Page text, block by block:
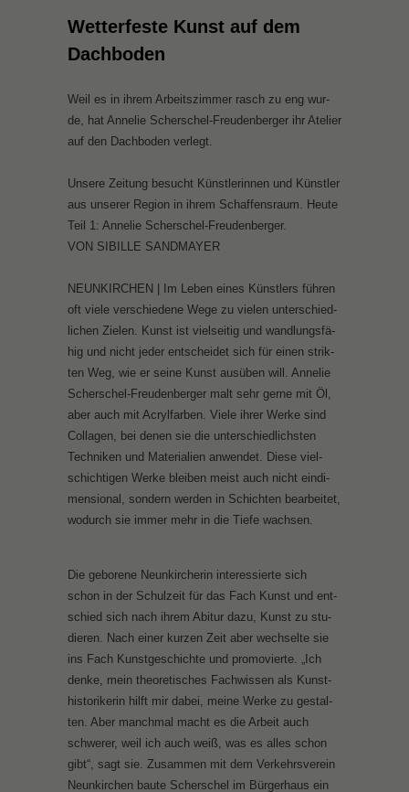
Wet­ter­fes­te Kunst auf dem
Dach­bo­den
Weil es in ih­rem Ar­beits­zim­mer rasch zu eng wur­
de, hat An­ne­lie Scher­schel-Freu­den­ber­ger ihr Ate­lier
auf den Dach­bo­den ver­legt.
Un­se­re Zei­tung be­sucht Künst­le­rin­nen und Künst­ler
aus un­se­rer Re­gi­on in ih­rem Schaf­fens­raum. Heu­te
Teil 1: An­ne­lie Scher­schel-Freu­den­ber­ger.
VON SI­BIL­LE SAND­MAY­ER
NEUN­KIR­CHEN | Im Le­ben ei­nes Künst­lers füh­ren
oft vie­le ver­schie­de­ne We­ge zu vie­len un­ter­schied­
li­chen Zie­len. Kunst ist viel­sei­tig und wand­lungs­fä­
hig und nicht je­der ent­schei­det sich für ei­nen strik­
ten Weg, wie er sei­ne Kunst aus­üben will. An­ne­lie
Scher­schel-Freu­den­ber­ger malt sehr ger­ne mit Öl,
aber auch mit Acryl­far­ben. Vie­le ih­rer Wer­ke sind
Col­la­gen, bei de­nen sie die un­ter­schied­lichs­ten
Tech­ni­ken und Ma­te­ria­li­en an­wen­det. Die­se viel­
schich­ti­gen Wer­ke blei­ben meist auch nicht ein­di­
men­sio­nal, son­dern wer­den in Schich­ten be­ar­bei­tet,
wo­durch sie im­mer mehr in die Tie­fe wach­sen.
Die ge­bo­re­ne Neun­kir­che­rin in­ter­es­sier­te sich
schon in der Schul­zeit für das Fach Kunst und ent­
schied sich nach ih­rem Ab­itur da­zu, Kunst zu stu­
die­ren. Nach ei­ner kur­zen Zeit aber wech­sel­te sie
ins Fach Kunst­ge­schich­te und pro­mo­vier­te. „Ich
den­ke, mein theo­re­ti­sches Fach­wis­sen als Kunst­
his­to­ri­ke­rin hilft mir da­bei, mei­ne Wer­ke zu ge­stal­
ten. Aber manch­mal macht es die Ar­beit auch
schwe­rer, weil ich auch weiß, was es al­les schon
gibt“, sagt sie. Zu­sam­men mit dem Ver­kehrs­ver­ein
Neun­kir­chen bau­te Scher­schel im Bür­ger­haus ein